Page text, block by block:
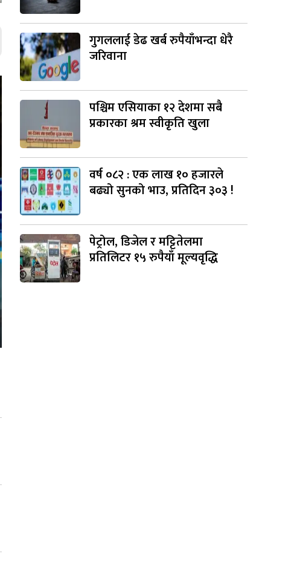
गुगललाई डेढ खर्ब रुपैयाँभन्दा धेरै
जरिवाना
पश्चिम एसियाका १२ देशमा सबै
प्रकारका श्रम स्वीकृति खुला
वर्ष ०८२ : एक लाख १० हजारले
बढ्यो सुनको भाउ, प्रतिदिन ३०३ !
पेट्रोल, डिजेल र मट्टितेलमा
प्रतिलिटर १५ रुपैयाँ मूल्यवृद्धि